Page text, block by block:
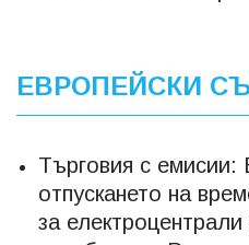
ЕВРОПЕЙСКИ
Търговия с
отпускането на
за